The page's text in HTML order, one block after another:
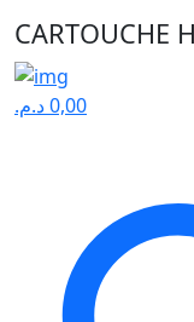
CARTOUCHE
0,00د.م.